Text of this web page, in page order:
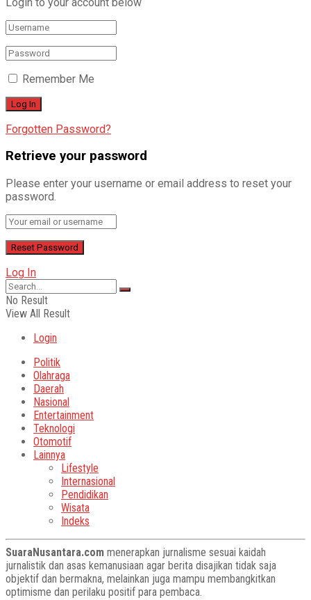
Remember Me
Forgotten Password?
Retrieve your password
Please enter your username or email address to reset your
password.
Log In
No Result
View All Result
Login
Politik
Olahraga
Daerah
Nasional
Entertainment
Teknologi
Otomotif
Lainnya
Lifestyle
Internasional
Pendidikan
Wisata
Indeks
SuaraNusantara.com menerapkan jurnalisme sesuai kaidah
jurnalistik dan asas kemanusiaan agar berita disajikan tidak saja
objektif dan bermakna, melainkan juga mampu membangkitkan
optimisme dan perilaku positif para pembaca.